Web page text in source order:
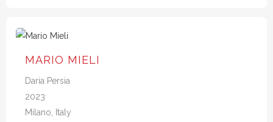
MARIO MIELI
Daria Persia
2023
Milano, Italy